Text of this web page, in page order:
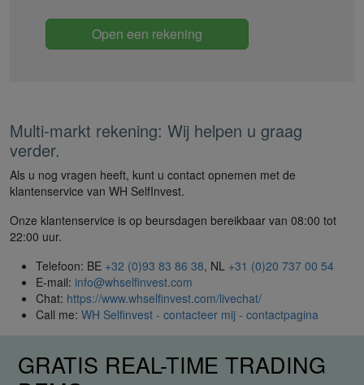
Open een rekening
Multi-markt rekening: Wij helpen u graag
verder.
Als u nog vragen heeft, kunt u contact opnemen met de
klantenservice van WH SelfInvest.
Onze klantenservice is op beursdagen bereikbaar van 08:00 tot
22:00 uur.
Telefoon: BE +32 (0)93 83 86 38, NL +31 (0)20 737 00 54
E-mail: info@whselfinvest.com
Chat: https://www.whselfinvest.com/livechat/
Call me: WH Selfinvest - contacteer mij - contactpagina
GRATIS REAL-TIME TRADING